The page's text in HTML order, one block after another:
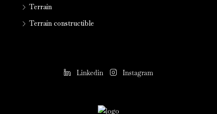
Terrain
Terrain constructible
Linkedin Instagram